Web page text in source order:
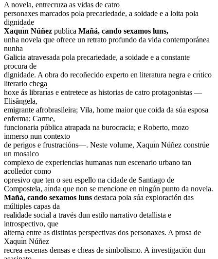
A novela, entrecruza as vidas de catro
personaxes marcados pola precariedade, a soidade e a loita pola
dignidade
Xaquı́n Núñez publica Mañá, cando sexamos luns,
unha novela que ofrece un retrato profundo da vida contemporánea
nunha
Galicia atravesada pola precariedade, a soidade e a constante
procura de
dignidade. A obra do recoñecido experto en literatura negra e crı́tico
literario chega
hoxe ás librarı́as e entretece as historias de catro protagonistas —
Elisângela,
emigrante afrobrasileira; Vila, home maior que coida da súa esposa
enferma; Carme,
funcionaria pública atrapada na burocracia; e Roberto, mozo
inmerso nun contexto
de perigos e frustracións—. Neste volume, Xaquı́n Núñez constrúe
un mosaico
complexo de experiencias humanas nun escenario urbano tan
acolledor como
opresivo que ten o seu espello na cidade de Santiago de
Compostela, aı́nda que non se mencione en ningún punto da novela.
Mañá, cando sexamos luns destaca pola súa exploración das
múltiples capas da
realidade social a través dun estilo narrativo detallista e
introspectivo, que
alterna entre as distintas perspectivas dos personaxes. A prosa de
Xaquı́n Núñez
recrea escenas densas e cheas de simbolismo. A investigación dun